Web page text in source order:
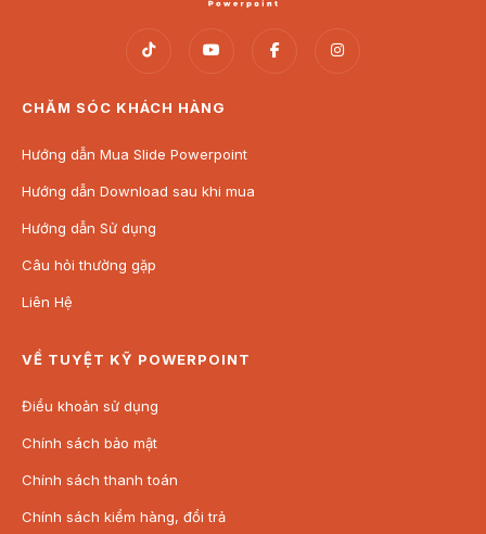
CHĂM SÓC KHÁCH HÀNG
Hướng dẫn Mua Slide Powerpoint
Hướng dẫn Download sau khi mua
Hướng dẫn Sử dụng
Câu hỏi thường gặp
Liên Hệ
VỀ TUYỆT KỸ POWERPOINT
Điều khoản sử dụng
Chính sách bảo mật
Chính sách thanh toán
Chính sách kiểm hàng, đổi trả